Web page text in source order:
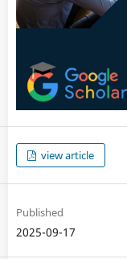
view article
Published
2025-09-17